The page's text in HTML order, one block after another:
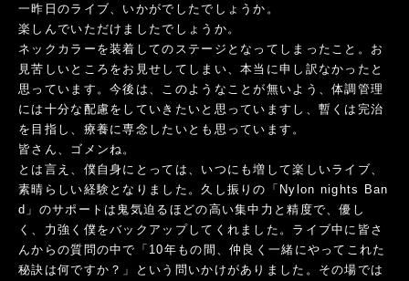
一昨日のライブ、いかがでしたでしょうか。
楽しんでいただけましたでしょうか。
ネックカラーを装着してのステージとなってしまったこと。お
見苦しいところをお見せしてしまい、本当に申し訳なかったと
思っています。今後は、このようなことが無いよう、体調管理
には十分な配慮をしていきたいと思っていますし、暫くは完治
を目指し、療養に専念したいとも思っています。
皆さん、ゴメンね。
とは言え、僕自身にとっては、いつにも増して楽しいライブ、
素晴らしい経験となりました。久し振りの「Nylon nights Ban
d」のサポートは鬼気迫るほどの高い集中力と精度で、優し
く、力強く僕をバックアップしてくれました。ライブ中に皆さ
んからの質問の中で「10年もの間、仲良く一緒にやってこれた
秘訣は何ですか？」という問いかけがありました。その場では